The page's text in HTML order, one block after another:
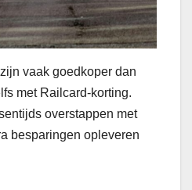
vaak goedkoper dan
met Railcard-korting.
overstappen met
besparingen opleveren